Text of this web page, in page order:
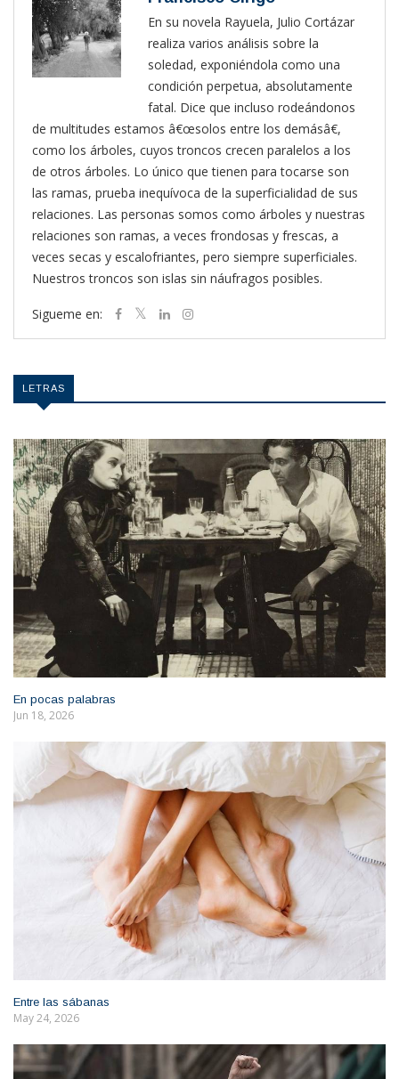
En su novela Rayuela, Julio Cortázar
realiza varios análisis sobre la
soledad, exponiéndola como una
condición perpetua, absolutamente
fatal. Dice que incluso rodeándonos
de multitudes estamos â€œsolos entre los demásâ€,
como los árboles, cuyos troncos crecen paralelos a los
de otros árboles. Lo único que tienen para tocarse son
las ramas, prueba inequívoca de la superficialidad de sus
relaciones. Las personas somos como árboles y nuestras
relaciones son ramas, a veces frondosas y frescas, a
veces secas y escalofriantes, pero siempre superficiales.
Nuestros troncos son islas sin náufragos posibles.
Sigueme en:
LETRAS
En pocas palabras
Jun 18, 2026
Entre las sábanas
May 24, 2026